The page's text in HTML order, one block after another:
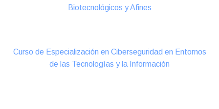
Biotecnológicos y Afines
Curso de Especialización en Ciberseguridad en Entornos
de las Tecnologías y la Información